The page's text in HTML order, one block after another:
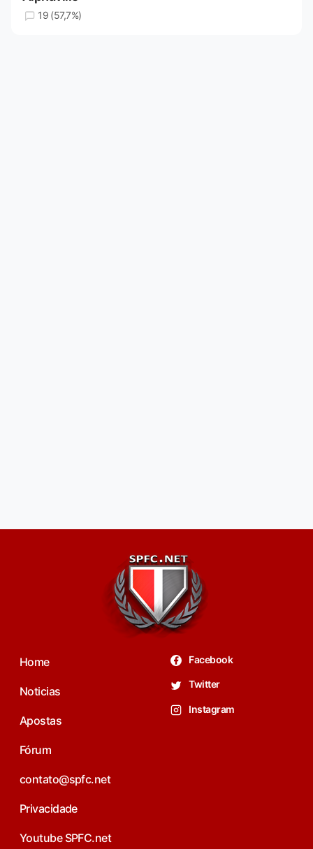
19 (57,7%)
Home
Noticias
Apostas
Fórum
contato@spfc.net
Privacidade
Youtube SPFC.net
Facebook
Twitter
Instagram